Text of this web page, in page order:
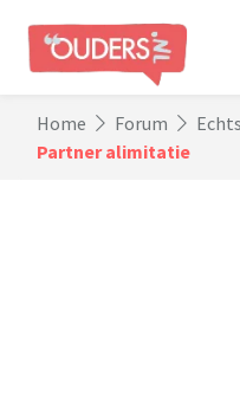
Home Forum
Partner alimitatie